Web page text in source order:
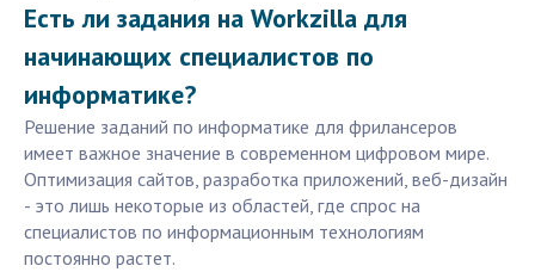
Есть ли задания на Workzilla для
начинающих специалистов по
информатике?
Решение заданий по информатике для фрилансеров
имеет важное значение в современном цифровом мире.
Оптимизация сайтов, разработка приложений, веб-дизайн
- это лишь некоторые из областей, где спрос на
специалистов по информационным технологиям
постоянно растет.